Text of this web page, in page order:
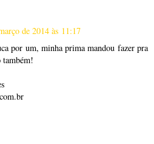
de 2014 às 11:17
por um, minha prima mandou fazer pra
também!